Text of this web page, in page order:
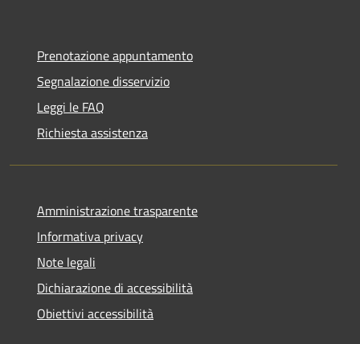
Prenotazione appuntamento
Segnalazione disservizio
Leggi le FAQ
Richiesta assistenza
Amministrazione trasparente
Informativa privacy
Note legali
Dichiarazione di accessibilità
Obiettivi accessibilità